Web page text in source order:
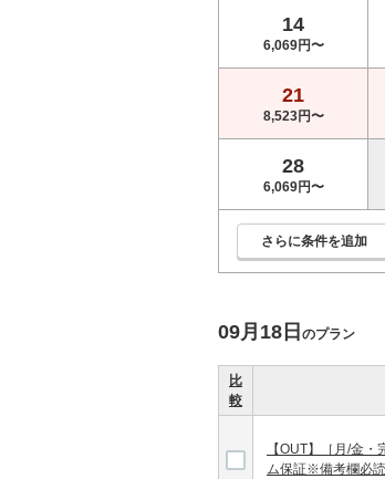
14
6,069円〜
21
8,523円〜
28
6,069円〜
さらに条件を追加
09月18日 のプラン
比
較
【OUT】［月/金
ム保証※備考欄必読